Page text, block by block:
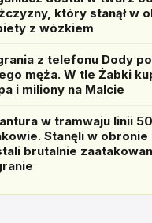
który stanął w
z wózkiem
z telefonu Dody
męża. W tle Żabki
i miliony na Malcie
w tramwaju linii
Stanęli w
brutalnie